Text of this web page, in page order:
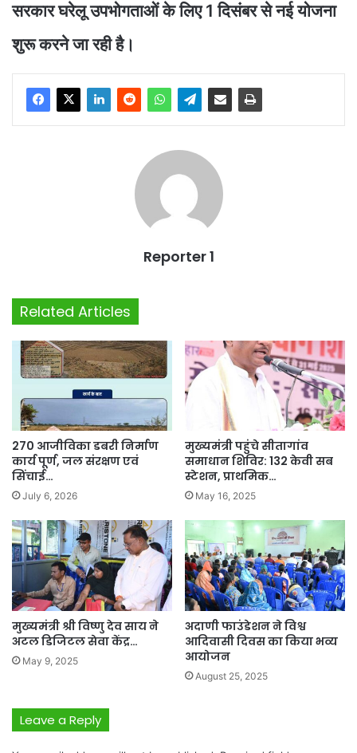
सरकार घरेलू उपभोगताओं के लिए 1 दिसंबर से नई योजना
शुरू करने जा रही है।
Reporter 1
Related Articles
270 आजीविका डबरी निर्माण
कार्य पूर्ण, जल संरक्षण एवं
सिंचाई…
July 6, 2026
मुख्यमंत्री पहुंचे सीतागांव
समाधान शिविर: 132 केवी सब
स्टेशन, प्राथमिक…
May 16, 2025
मुख्यमंत्री श्री विष्णु देव साय ने
अटल डिजिटल सेवा केंद्र…
May 9, 2025
अदाणी फाउंडेशन ने विश्व
आदिवासी दिवस का किया भव्य
आयोजन
August 25, 2025
Leave a Reply